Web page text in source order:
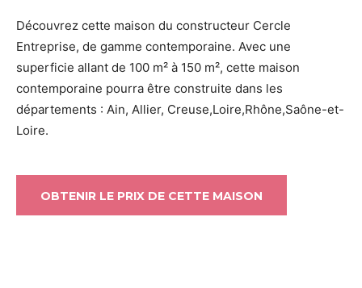
Découvrez cette maison du constructeur Cercle
Entreprise, de gamme contemporaine. Avec une
superficie allant de 100 m² à 150 m², cette maison
contemporaine pourra être construite dans les
départements : Ain, Allier, Creuse,Loire,Rhône,Saône-et-
Loire.
OBTENIR LE PRIX DE CETTE MAISON